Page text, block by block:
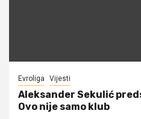
Evroliga Vijesti
Aleksander Sekulić
Ovo nije samo klub